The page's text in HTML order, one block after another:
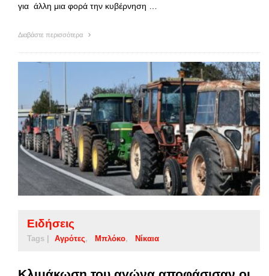
για άλλη μια φορά την κυβέρνηση …
Διαβάστε περισσότερα
Ειδήσεις
Tags | Αγρότες Μπλόκο Νίκαια